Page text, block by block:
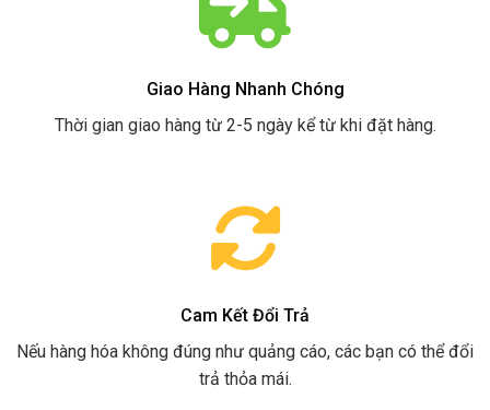
Giao Hàng Nhanh Chóng
Thời gian giao hàng từ 2-5 ngày kể từ khi đặt hàng.
Cam Kết Đổi Trả
Nếu hàng hóa không đúng như quảng cáo, các bạn có thể đổi
trả thỏa mái.